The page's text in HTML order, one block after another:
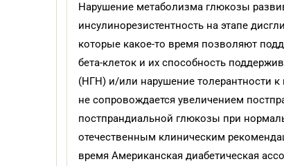
Нарушение метаболизма глюкозы
инсулинорезистентность на этапе
которые какое-то время позволяют
бета-клеток и их способность
(НГН) и/или нарушение толерантности
не сопровождается увеличением
постпрандиальной глюкозы при
отечественным клиническим
время Американская диабетическая